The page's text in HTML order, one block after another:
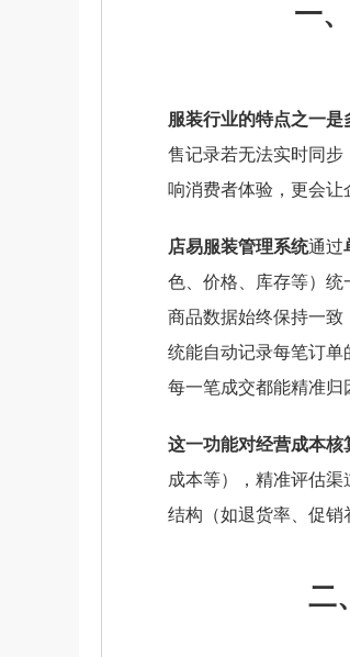
一
服装行业的特点之一是
售记录若无法实时同
响消费者体验，更会让
店易服装管理系统通过
色、价格、库存等）统
商品数据始终保持一
统能自动记录每笔订单
每一笔成交都能精准归
这一功能对经营成本核
成本等），精准评估
结构（如退货率、促销
二